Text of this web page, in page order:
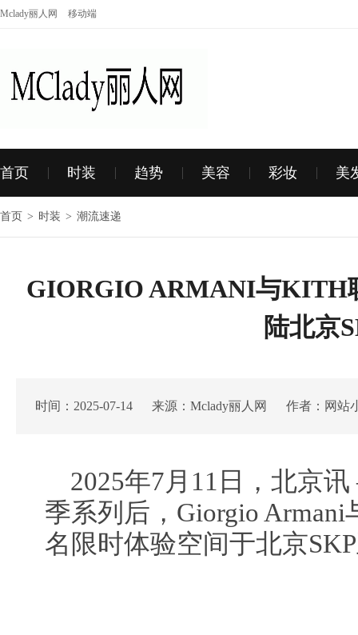
Mclady丽人网 移动端
首页 时装 趋势 美容 彩妆 美
首页 > 时装 > 潮流速递
GIORGIO ARMANI与KITH
陆北京
时间：2025-07-14 来源：Mclady丽人网 作者：网站
2025年7月11日，北京
季系列后，Giorgio
名限时体验空间于北京